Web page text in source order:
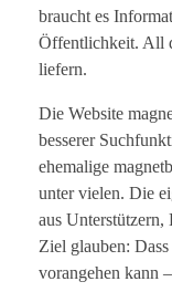
braucht es
Öffentlichkeit. All
liefern.
Die Website
besserer
ehemalige
unter vielen. Die
aus Unterstützern,
Ziel glauben:
vorangehen kann